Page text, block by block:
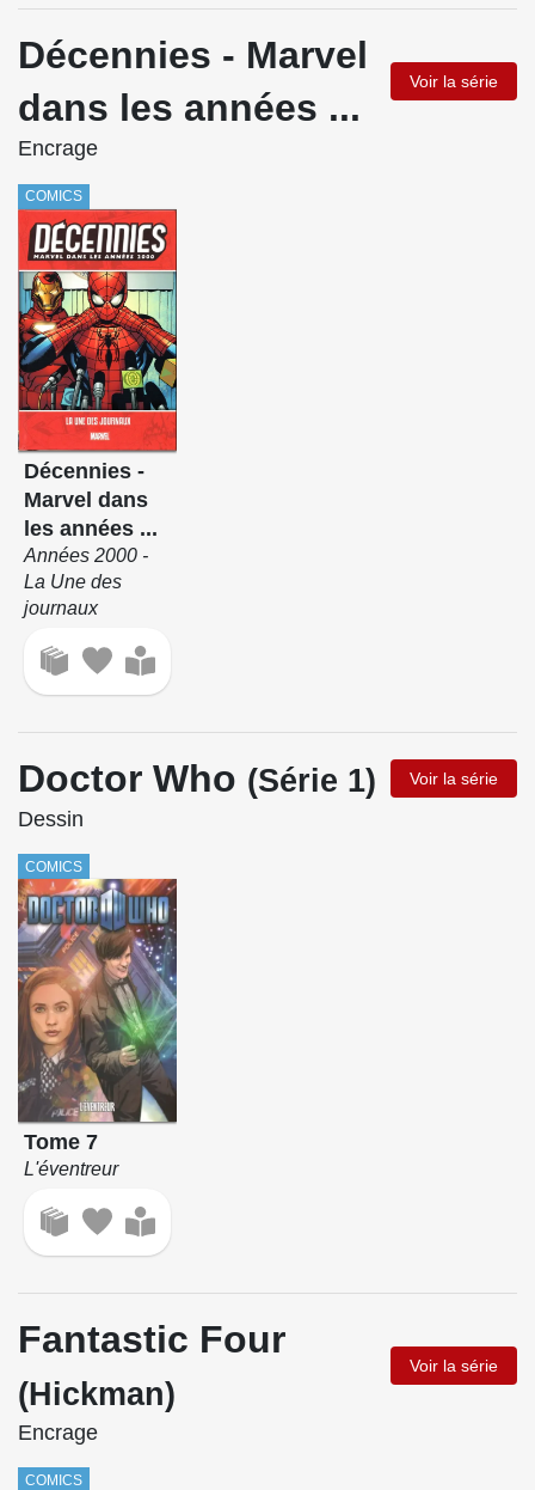
Décennies - Marvel
dans les années ...
Voir la série
Encrage
COMICS
Décennies -
Marvel dans
les années ...
Années 2000 -
La Une des
journaux
Doctor Who (Série 1) Voir la série
Dessin
COMICS
Tome 7
L'éventreur
Fantastic Four
(Hickman)
Voir la série
Encrage
COMICS